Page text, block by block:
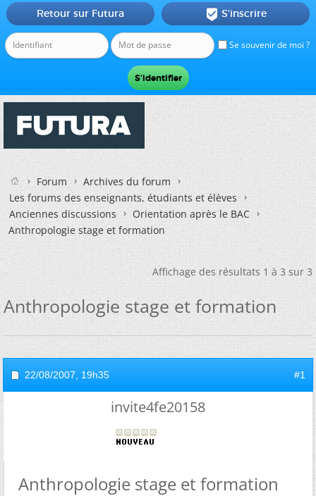
Se souvenir de moi ?
Retour sur Futura  S'inscrire
Forum
Archives du forum
Les forums des enseignants, étudiants et élèves
Anciennes discussions
Orientation après le BAC
Anthropologie stage et formation
Affichage des résultats 1 à 3 sur 3
Anthropologie stage et formation
22/08/2007, 19h35 #1
invite4fe20158
Anthropologie stage et formation